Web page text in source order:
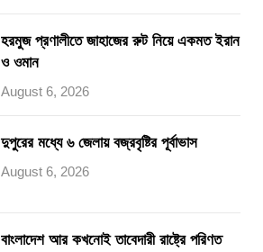
হরমুজ প্রণালীতে জাহাজের রুট নিয়ে একমত ইরান
ও ওমান
August 6, 2026
দুপুরের মধ্যে ৬ জেলায় বজ্রবৃষ্টির পূর্বাভাস
August 6, 2026
বাংলাদেশ আর কখনোই তাবেদারী রাষ্ট্রে পরিণত